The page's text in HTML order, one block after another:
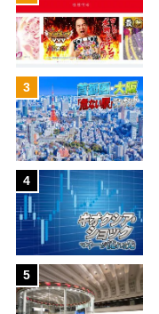
3
4
5